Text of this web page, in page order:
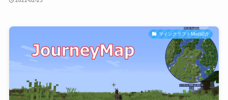
マインクラフトMod紹介